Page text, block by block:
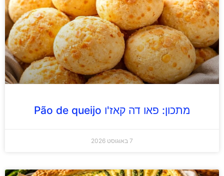
מתכון: פאו דה קאז'ו Pão de queijo
7 באוגוסט 2026